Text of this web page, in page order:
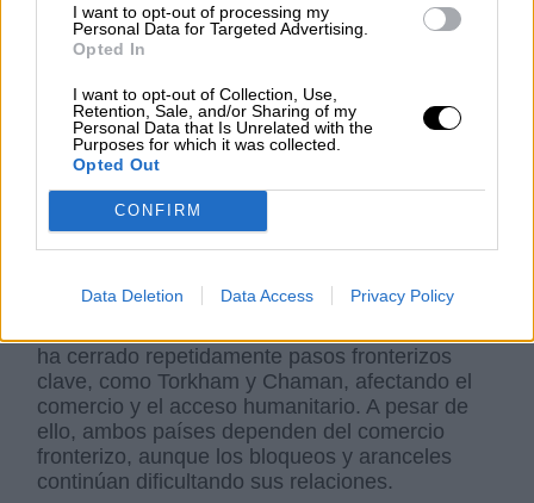
I want to opt-out of processing my
Personal Data for Targeted Advertising.
Opted In
I want to opt-out of Collection, Use,
Retention, Sale, and/or Sharing of my
Personal Data that Is Unrelated with the
Purposes for which it was collected.
Opted Out
CONFIRM
Data Deletion Data Access Privacy Policy
Pakistán, que ha acogido a
soviética de 1979,enfrenta ahora tensiones
internas por la percepción de que estos
refugiados afectan a la economía y la
seguridad. La presión para que regresen a
Afganistán ha aumentado tras la toma de poder
por los talibanes en 2021.
Las tensiones también han afectado las
ha cerrado repetidamente pasos fronterizos
clave, como Torkham y Chaman, afectando el
comercio y el acceso humanitario. A pesar de
ello, ambos países dependen del comercio
fronterizo, aunque los bloqueos y aranceles
continúan dificultando sus relaciones.